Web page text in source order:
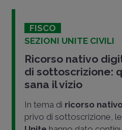
FISCO
SEZIONI UNITE CIVILI
Ricorso nativo
di sottoscrizione:
sana il vizio
In tema di ricorso
privo di sottoscrizione, le